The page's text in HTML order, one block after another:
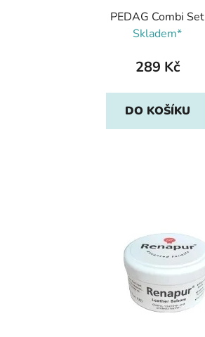
PEDAG Combi Set
Skladem*
289 Kč
DO KOŠÍKU